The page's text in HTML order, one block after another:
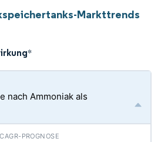
Markttrends
*
nach Ammoniak als